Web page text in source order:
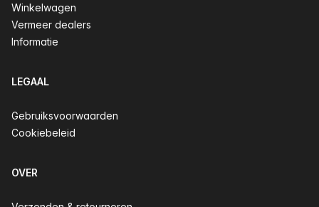
Winkelwagen
Vermeer dealers
Informatie
LEGAAL
Gebruiksvoorwaarden
Cookiebeleid
OVER